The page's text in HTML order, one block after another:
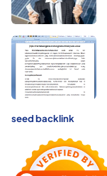
seed backlink